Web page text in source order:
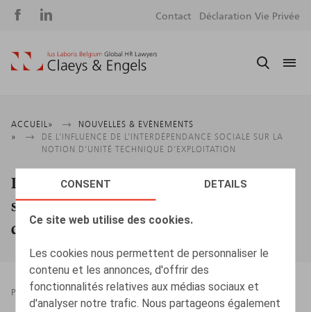
CONSENT DETAILS
Ce site web utilise des cookies.
Les cookies nous permettent de personnaliser le
contenu et les annonces, d'offrir des
fonctionnalités relatives aux médias sociaux et
d'analyser notre trafic. Nous partageons également
Social
Contact Déclaration Vie Privée
Fil
d'Ariane
ACCUEIL
NOUVELLES & EVÈNEMENTS
DE L’INFLUENCE DE L’INTERDÉPENDANCE SOCIALE SUR LA
NOTION D’UNITÉ TECHNIQUE D’EXPLOITATION
De l’influence de l’interdépendance
sociale sur la notion d’unité technique
d’exploitation
PRESSROOM 01.12.2023